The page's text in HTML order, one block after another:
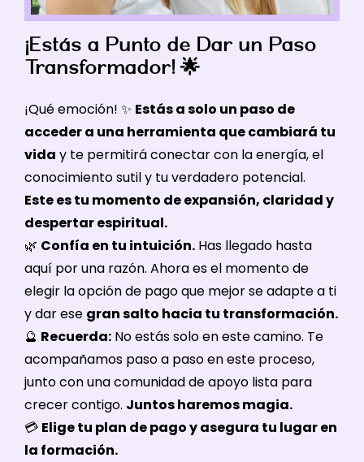
¡Estás a Punto de Dar un Paso
Transformador! 🌟
¡Qué emoción! ✨ Estás a solo un paso de
acceder a una herramienta que cambiará tu
vida y te permitirá conectar con la energía, el
conocimiento sutil y tu verdadero potencial.
Este es tu momento de expansión, claridad y
despertar espiritual.
🌿 Confía en tu intuición. Has llegado hasta
aquí por una razón. Ahora es el momento de
elegir la opción de pago que mejor se adapte a ti
y dar ese gran salto hacia tu transformación.
🔮 Recuerda: No estás solo en este camino. Te
acompañamos paso a paso en este proceso,
junto con una comunidad de apoyo lista para
crecer contigo. Juntos haremos magia.
💳 Elige tu plan de pago y asegura tu lugar en
la formación.